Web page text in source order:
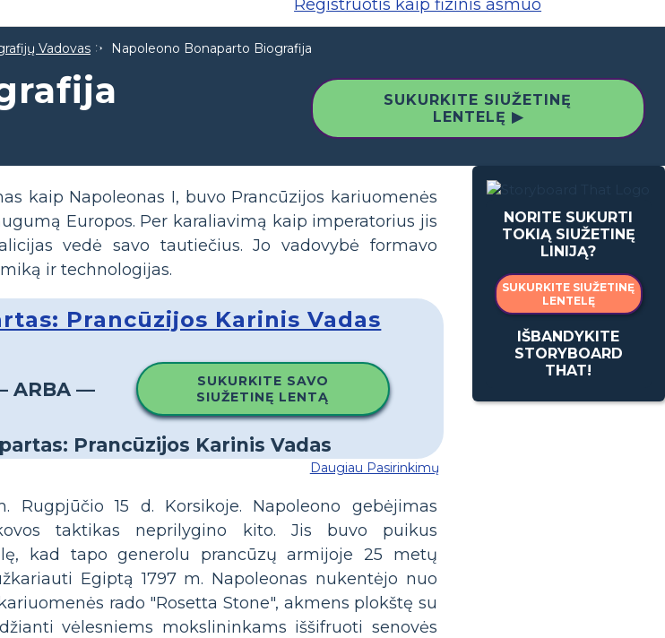
Registruotis kaip fizinis asmuo
Vadovas Napoleono Bonaparto Biografija
SUKURKITE SIUŽETINĘ
LENTELĘ ▶
NORITE SUKURTI
TOKIĄ SIUŽETINĘ
LINIJĄ?
SUKURKITE SIUŽETINĘ
LENTELĘ
IŠBANDYKITE
STORYBOARD
THAT!
kaip Napoleonas I, buvo Prancūzijos kariuomenės
Europos. Per karaliavimą kaip imperatorius jis
vedė savo tautiečius. Jo vadovybė formavo
ir technologijas.
Prancūzijos Karinis Vadas
ARBA —
SUKURKITE SAVO
SIUŽETINĘ LENTĄ
Daugiau Pasirinkimų
Rugpjūčio 15 d. Korsikoje. Napoleono gebėjimas
taktikas neprilygino kito. Jis buvo puikus
kad tapo generolu prancūzų armijoje 25 metų
Egiptą 1797 m. Napoleonas nukentėjo nuo
rado "Rosetta Stone", akmens plokštę su
vėlesniems mokslininkams iššifruoti senovės